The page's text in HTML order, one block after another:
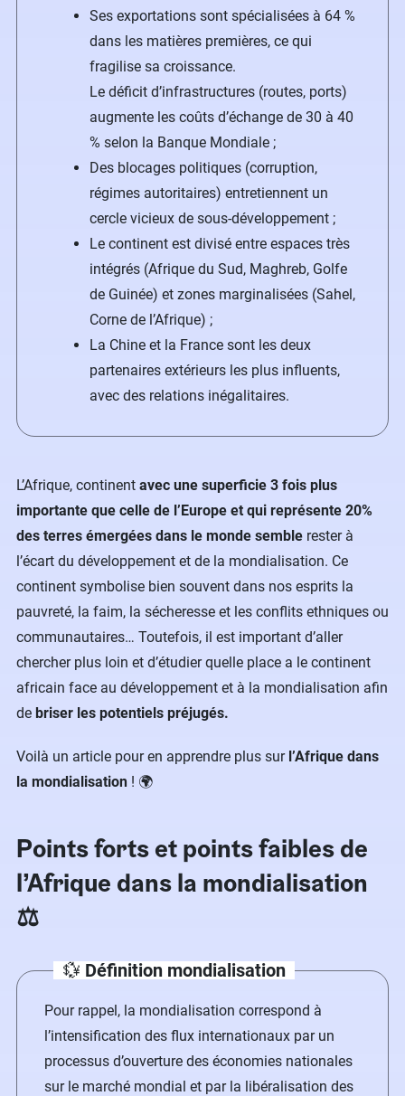
Ses exportations sont spécialisées à 64 %
dans les matières premières, ce qui
fragilise sa croissance.
Le déficit d’infrastructures (routes, ports)
augmente les coûts d’échange de 30 à 40
% selon la Banque Mondiale ;
Des blocages politiques (corruption,
régimes autoritaires) entretiennent un
cercle vicieux de sous-développement ;
Le continent est divisé entre espaces très
intégrés (Afrique du Sud, Maghreb, Golfe
de Guinée) et zones marginalisées (Sahel,
Corne de l’Afrique) ;
La Chine et la France sont les deux
partenaires extérieurs les plus influents,
avec des relations inégalitaires.
L’Afrique, continent avec une superficie 3 fois plus
importante que celle de l’Europe et qui représente 20%
des terres émergées dans le monde semble rester à
l’écart du développement et de la mondialisation. Ce
continent symbolise bien souvent dans nos esprits la
pauvreté, la faim, la sécheresse et les conflits ethniques ou
communautaires… Toutefois, il est important d’aller
chercher plus loin et d’étudier quelle place a le continent
africain face au développement et à la mondialisation afin
de briser les potentiels préjugés.
Voilà un article pour en apprendre plus sur l’Afrique dans
la mondialisation ! 🌍
Points forts et points faibles de
l’Afrique dans la mondialisation
⚖️
💱 Définition mondialisation
Pour rappel, la mondialisation correspond à
l’intensification des flux internationaux par un
processus d’ouverture des économies nationales
sur le marché mondial et par la libéralisation des